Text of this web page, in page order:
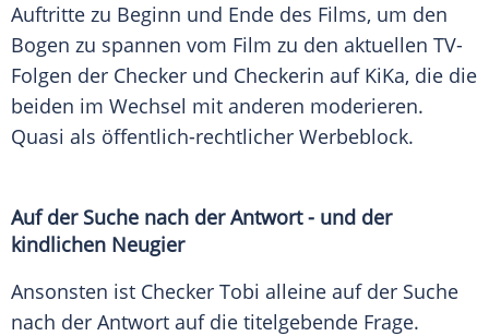
Auftritte zu Beginn und Ende des Films, um den
Bogen zu spannen vom Film zu den aktuellen TV-
Folgen der Checker und Checkerin auf KiKa, die die
beiden im Wechsel mit anderen moderieren.
Quasi als öffentlich-rechtlicher Werbeblock.
Auf der Suche nach der Antwort - und der
kindlichen Neugier
Ansonsten ist Checker Tobi alleine auf der Suche
nach der Antwort auf die titelgebende Frage.